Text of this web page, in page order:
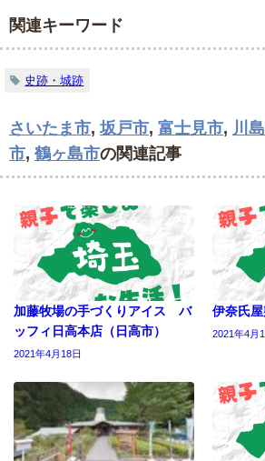
関連キーワード
史跡・城跡
さいたま市,坂戸市, 富士見市, 川島
市, 鶴ヶ島市の関連記事
加藤牧場の手づくりアイス バ
ッフィ日高本店（日高市）
2021年4月18日
伊奈氏屋
2021年4月